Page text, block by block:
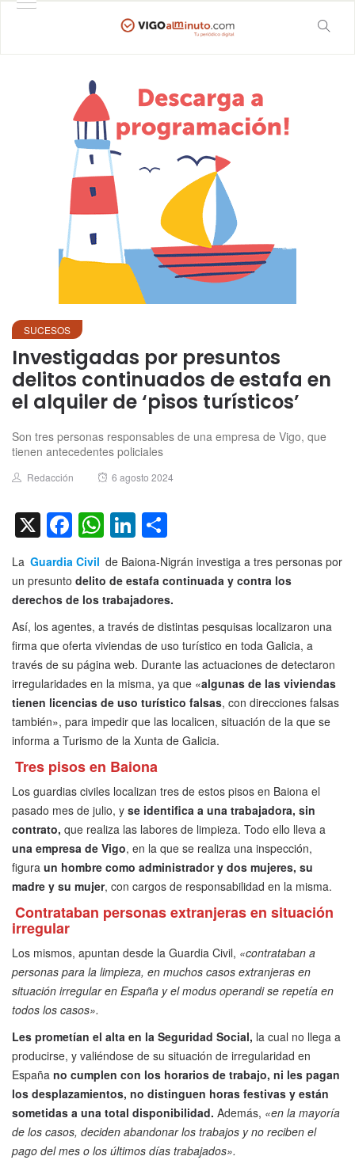
SUCESOS
Investigadas por presuntos
delitos continuados de estafa en
el alquiler de ‘pisos turísticos’
Son tres personas responsables de una empresa de Vigo, que
tienen antecedentes policiales
Author
Redacción
Posted
6 agosto 2024
X Facebook
WhatsApp
LinkedIn
La Guardia Civil de Baiona-Nigrán investiga a tres personas por
un presunto delito de estafa continuada y contra los
derechos de los trabajadores.
Así, los agentes, a través de distintas pesquisas localizaron una
firma que oferta viviendas de uso turístico en toda Galicia, a
través de su página web. Durante las actuaciones de detectaron
irregularidades en la misma, ya que «algunas de las viviendas
tienen licencias de uso turístico falsas, con direcciones falsas
también», para impedir que las localicen, situación de la que se
informa a Turismo de la Xunta de Galicia.
Tres pisos en Baiona
Los guardias civiles localizan tres de estos pisos en Baiona el
pasado mes de julio, y se identifica a una trabajadora, sin
contrato, que realiza las labores de limpieza. Todo ello lleva a
una empresa de Vigo, en la que se realiza una inspección,
figura un hombre como administrador y dos mujeres, su
madre y su mujer, con cargos de responsabilidad en la misma.
Contrataban personas extranjeras en situación
irregular
Los mismos, apuntan desde la Guardia Civil, «contrataban a
personas para la limpieza, en muchos casos extranjeras en
situación irregular en España y el modus operandi se repetía en
todos los casos».
Les prometían el alta en la Seguridad Social, la cual no llega a
producirse, y valiéndose de su situación de irregularidad en
España no cumplen con los horarios de trabajo, ni les pagan
los desplazamientos, no distinguen horas festivas y están
sometidas a una total disponibilidad. Además, «en la mayoría
de los casos, deciden abandonar los trabajos y no reciben el
pago del mes o los últimos días trabajados».